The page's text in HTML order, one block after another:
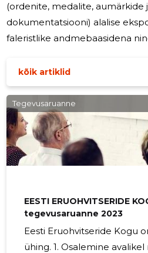
(ordenite, medalite, aumärkide
dokumentatsiooni) alalise
faleristlike andmebaasidena
publitseerimine Internetis
aga samuti.Eesti faleristika
organiseerimine. (cid:127) 2024. aastal
majandustegevust ei toimunud. (cid:127) 2025. aastal
jätkatakse tegevust Eesti
(cid:127) Seltsi juhatus on kuue
kõik artiklid
Tegevusaruanne
EESTI ERUOHVITSERIDE
tegevusaruanne 2023
Eesti Eruohvitseride Kogu
ühing. 1. Osalemine avalikel mälestus- ja